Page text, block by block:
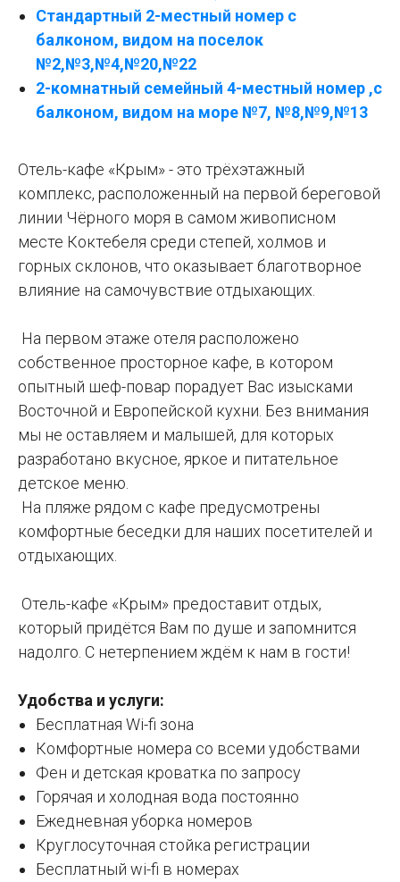
Стандартный 2-местный номер с
балконом, видом на поселок
№2,№3,№4,№20,№22
2-комнатный семейный 4-местный номер ,с
балконом, видом на море №7, №8,№9,№13
Отель-кафе «Крым» - это трёхэтажный
комплекс, расположенный на первой береговой
линии Чёрного моря в самом живописном
месте Коктебеля среди степей, холмов и
горных склонов, что оказывает благотворное
влияние на самочувствие отдыхающих.
На первом этаже отеля расположено
собственное просторное кафе, в котором
опытный шеф-повар порадует Вас изысками
Восточной и Европейской кухни. Без внимания
мы не оставляем и малышей, для которых
разработано вкусное, яркое и питательное
детское меню.
На пляже рядом с кафе предусмотрены
комфортные беседки для наших посетителей и
отдыхающих.
Отель-кафе «Крым» предоставит отдых,
который придётся Вам по душе и запомнится
надолго. С нетерпением ждём к нам в гости!
Удобства и услуги:
Бесплатная Wi-fi зона
Комфортные номера со всеми удобствами
Фен и детская кроватка по запросу
Горячая и холодная вода постоянно
Ежедневная уборка номеров
Круглосуточная стойка регистрации
Бесплатный wi-fi в номерах